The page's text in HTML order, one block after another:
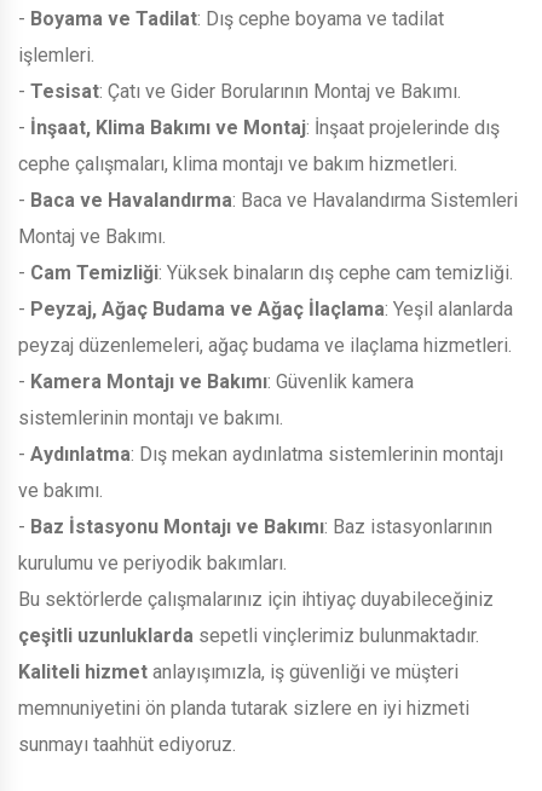
- Boyama ve Tadilat: Dış cephe boyama ve tadilat
işlemleri.
- Tesisat: Çatı ve Gider Borularının Montaj ve Bakımı.
- İnşaat, Klima Bakımı ve Montaj: İnşaat projelerinde dış
cephe çalışmaları, klima montajı ve bakım hizmetleri.
- Baca ve Havalandırma: Baca ve Havalandırma Sistemleri
Montaj ve Bakımı.
- Cam Temizliği: Yüksek binaların dış cephe cam temizliği.
- Peyzaj, Ağaç Budama ve Ağaç İlaçlama: Yeşil alanlarda
peyzaj düzenlemeleri, ağaç budama ve ilaçlama hizmetleri.
- Kamera Montajı ve Bakımı: Güvenlik kamera
sistemlerinin montajı ve bakımı.
- Aydınlatma: Dış mekan aydınlatma sistemlerinin montajı
ve bakımı.
- Baz İstasyonu Montajı ve Bakımı: Baz istasyonlarının
kurulumu ve periyodik bakımları.
Bu sektörlerde çalışmalarınız için ihtiyaç duyabileceğiniz
çeşitli uzunluklarda sepetli vinçlerimiz bulunmaktadır.
Kaliteli hizmet anlayışımızla, iş güvenliği ve müşteri
memnuniyetini ön planda tutarak sizlere en iyi hizmeti
sunmayı taahhüt ediyoruz.